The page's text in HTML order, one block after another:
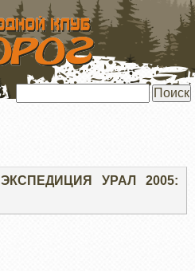
ЭКСПЕДИЦИЯ УРАЛ 2005: